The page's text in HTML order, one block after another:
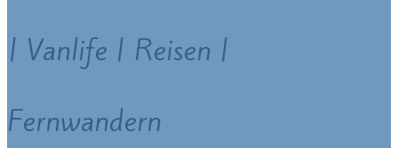
| Vanlife | Reisen |
Fernwandern